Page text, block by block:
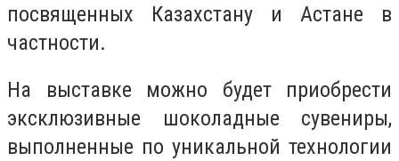
посвященных Казахстану и Астане в
частности.
На выставке можно будет приобрести
эксклюзивные шоколадные сувениры,
выполненные по уникальной технологии